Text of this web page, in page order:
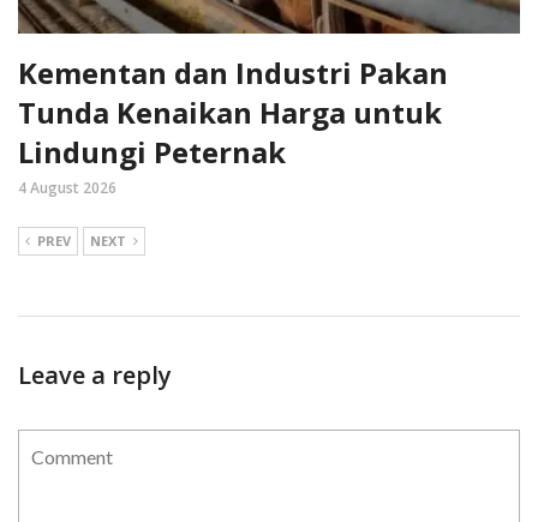
Kementan dan Industri Pakan
Tunda Kenaikan Harga untuk
Lindungi Peternak
4 August 2026
PREV NEXT
Leave a reply